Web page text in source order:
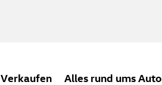
Verkaufen Alles rund ums Auto